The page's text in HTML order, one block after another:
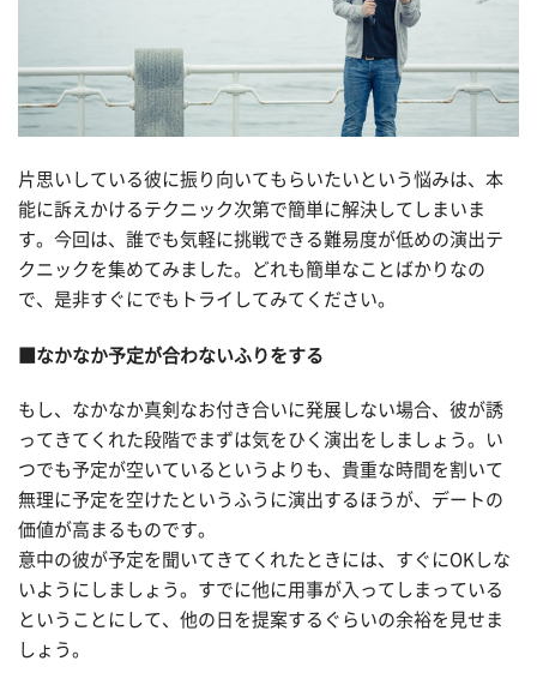
片思いしている彼に振り向いてもらいたいという悩みは、本
能に訴えかけるテクニック次第で簡単に解決してしまいま
す。今回は、誰でも気軽に挑戦できる難易度が低めの演出テ
クニックを集めてみました。どれも簡単なことばかりなの
で、是非すぐにでもトライしてみてください。
■なかなか予定が合わないふりをする
もし、なかなか真剣なお付き合いに発展しない場合、彼が誘
ってきてくれた段階でまずは気をひく演出をしましょう。い
つでも予定が空いているというよりも、貴重な時間を割いて
無理に予定を空けたというふうに演出するほうが、デートの
価値が高まるものです。
意中の彼が予定を聞いてきてくれたときには、すぐにOKしな
いようにしましょう。すでに他に用事が入ってしまっている
ということにして、他の日を提案するぐらいの余裕を見せま
しょう。